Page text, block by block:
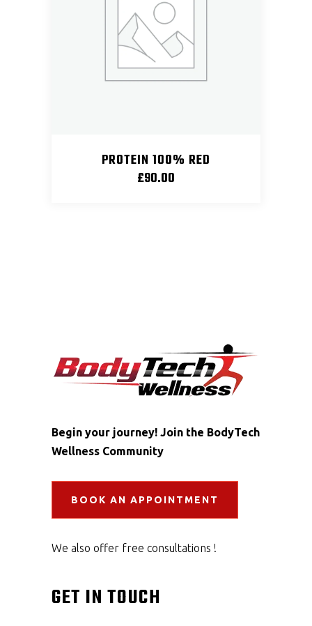
PROTEIN 100% RED
£90.00
Begin your journey! Join the BodyTech
Wellness Community
BOOK AN APPOINTMENT
We also offer free consultations !
GET IN TOUCH